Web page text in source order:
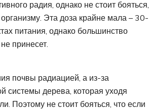
радия, однако не стоит бояться,
организму. Эта доза крайне мала – 30-
питания, однако большинство
принесет.
почвы радиацией, а из-за
системы дерева, которая уходя
Поэтому не стоит бояться, что если